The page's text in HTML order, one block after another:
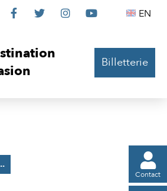
Le
sur

Le

Le

Le
 EN
Billetterie

Contact